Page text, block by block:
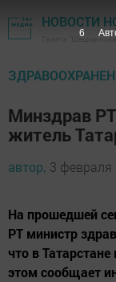
НОВОСТИ
Газета
Минздрав
житель
автор, 3 февраля
На прошедшей
РТ министр
что в
этом сообщает
6